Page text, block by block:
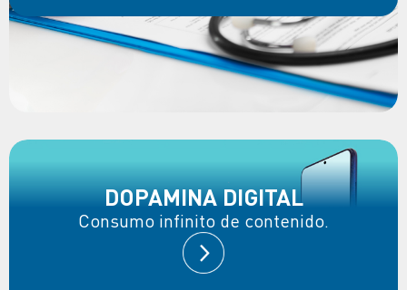
DOPAMINA DIGITAL
Consumo infinito de contenido.